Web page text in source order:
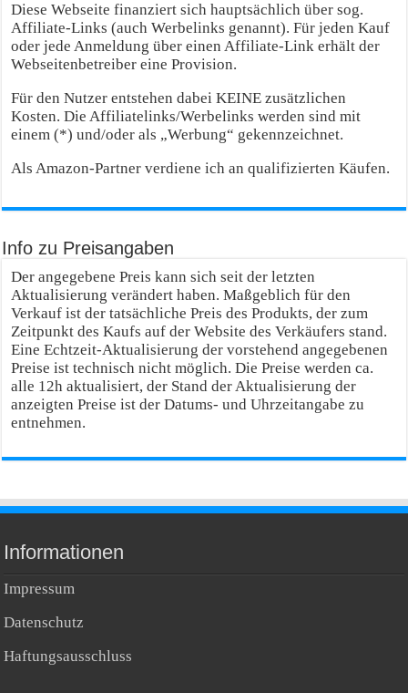
Diese Webseite finanziert sich hauptsächlich über sog.
Affiliate-Links (auch Werbelinks genannt). Für jeden Kauf
oder jede Anmeldung über einen Affiliate-Link erhält der
Webseitenbetreiber eine Provision.
Für den Nutzer entstehen dabei KEINE zusätzlichen
Kosten. Die Affiliatelinks/Werbelinks werden sind mit
einem (*) und/oder als „Werbung“ gekennzeichnet.
Als Amazon-Partner verdiene ich an qualifizierten Käufen.
Info zu Preisangaben
Der angegebene Preis kann sich seit der letzten
Aktualisierung verändert haben. Maßgeblich für den
Verkauf ist der tatsächliche Preis des Produkts, der zum
Zeitpunkt des Kaufs auf der Website des Verkäufers stand.
Eine Echtzeit-Aktualisierung der vorstehend angegebenen
Preise ist technisch nicht möglich. Die Preise werden ca.
alle 12h aktualisiert, der Stand der Aktualisierung der
anzeigten Preise ist der Datums- und Uhrzeitangabe zu
entnehmen.
Informationen
Impressum
Datenschutz
Haftungsausschluss